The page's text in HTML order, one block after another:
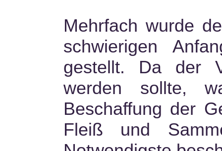
Mehrfach wurde
schwierigen
gestellt. Da der
werden sollte,
Beschaffung der
Fleiß und